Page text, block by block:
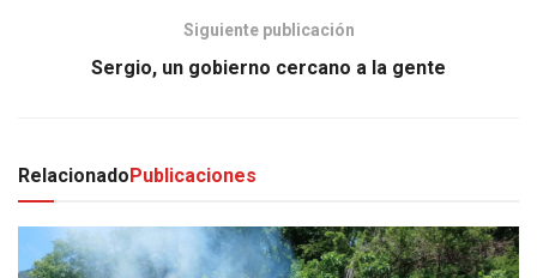
Siguiente publicación
Sergio, un gobierno cercano a la gente
Relacionado Publicaciones